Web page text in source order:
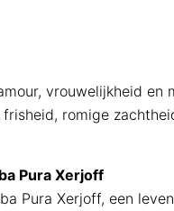
vrouwelijkheid
romige
Pura Xerjoff
Pura Xerjoff, een